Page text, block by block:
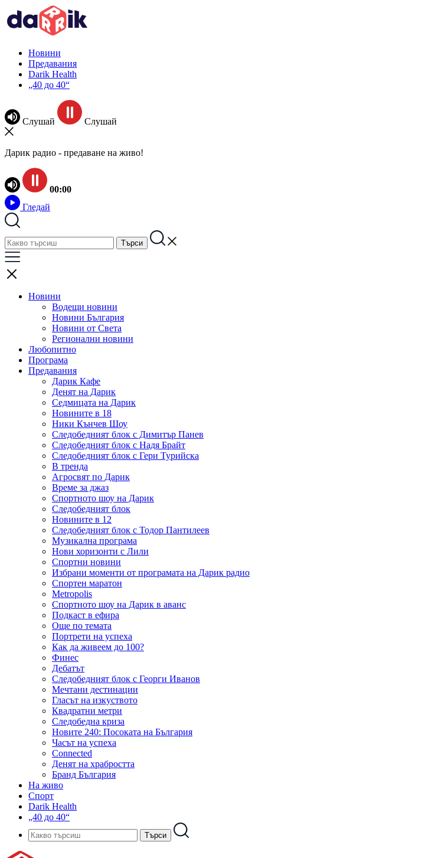
Новини
Предавания
Darik Health
„40 до 40“
Слушай Слушай
Дарик радио - предаване на живо!
00:00
Гледай
Новини
Водещи новини
Новини България
Новини от Света
Регионални новини
Любопитно
Програма
Предавания
Дарик Кафе
Денят на Дарик
Седмицата на Дарик
Новините в 18
Ники Кънчев Шоу
Следобедният блок с Димитър Панев
Следобедният блок с Надя Брайт
Следобедният блок с Гери Турийска
В тренда
Агросвят по Дарик
Време за джаз
Спортното шоу на Дарик
Следобедният блок
Новините в 12
Следобедният блок с Тодор Пантилеев
Музикална програма
Нови хоризонти с Лили
Спортни новини
Избрани моменти от програмата на Дарик радио
Спортен маратон
Metropolis
Спортното шоу на Дарик в аванс
Подкаст в ефира
Още по темата
Портрети на успеха
Как да живеем до 100?
Финес
Дебатът
Следобедният блок с Георги Иванов
Мечтани дестинации
Гласът на изкуството
Квадратни метри
Следобедна криза
Новите 240: Посоката на България
Часът на успеха
Connected
Денят на храбростта
Бранд България
На живо
Спорт
Darik Health
„40 до 40“